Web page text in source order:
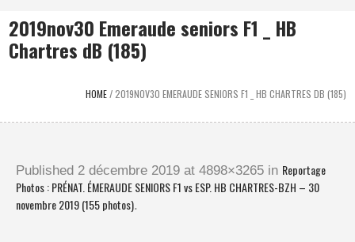
2019nov30 Emeraude seniors F1 _ HB
Chartres dB (185)
HOME/2019NOV30 EMERAUDE SENIORS F1 _ HB CHARTRES DB (185)
Published 2 décembre 2019 at 4898×3265 in Reportage
Photos : PRÉNAT. ÉMERAUDE SENIORS F1 vs ESP. HB CHARTRES-BZH – 30
novembre 2019 (155 photos).